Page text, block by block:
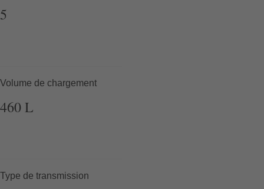
5
Volume de chargement
460L
Type de transmission